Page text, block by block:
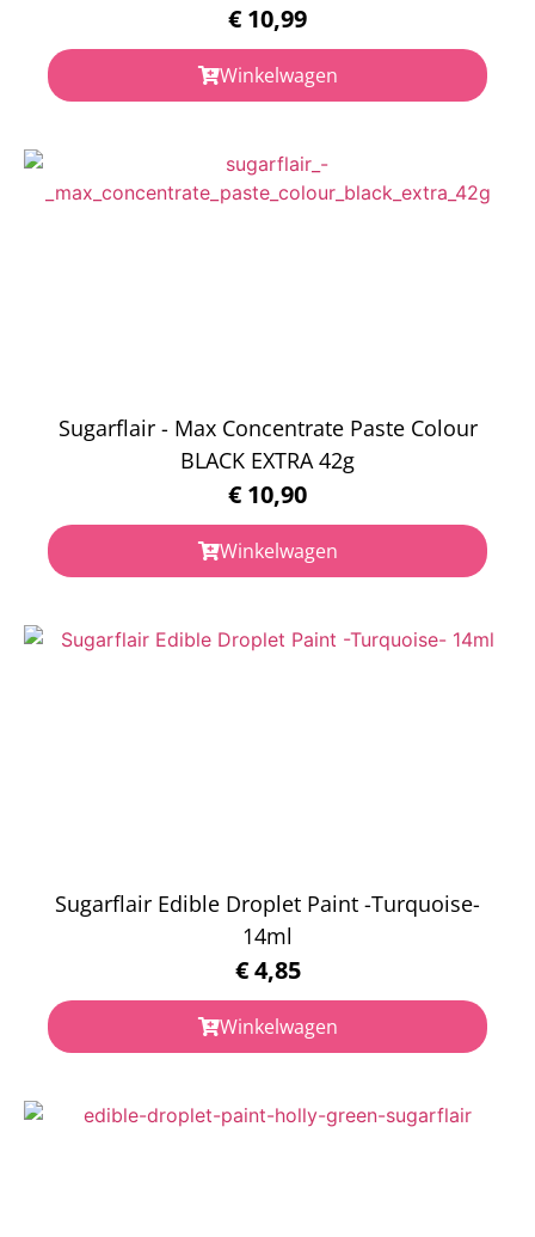
€ 10,99
Winkelwagen
Sugarflair - Max Concentrate Paste Colour
BLACK EXTRA 42g
€ 10,90
Winkelwagen
Sugarflair Edible Droplet Paint -Turquoise-
14ml
€4,85
Winkelwagen